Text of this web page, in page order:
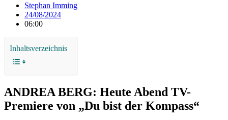
Stephan Imming
24/08/2024
06:00
Inhaltsverzeichnis
ANDREA BERG: Heute Abend TV-
Premiere von „Du bist der Kompass“